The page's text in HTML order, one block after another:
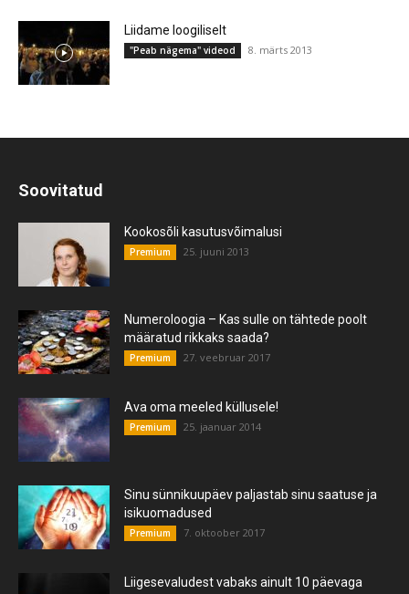
Liidame loogiliselt
"Peab nägema" videod 8. märts 2013
Soovitatud
Kookosõli kasutusvõimalusi
Premium 25. juuni 2013
Numeroloogia – Kas sulle on tähtede poolt
määratud rikkaks saada?
Premium 27. veebruar 2017
Ava oma meeled küllusele!
Premium 25. jaanuar 2014
Sinu sünnikuupäev paljastab sinu saatuse ja
isikuomadused
Premium 7. oktoober 2017
Liigesevaludest vabaks ainult 10 päevaga